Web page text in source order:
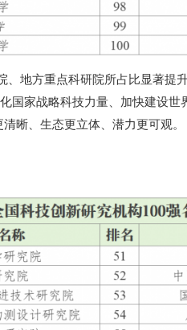
、地方重点科研院所占比显著提
国家战略科技力量、加快建设世
晰、生态更立体、潜力更可观。